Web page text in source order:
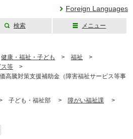
Foreign Languages
検索 メニュー
健康・福祉・子ども > 福祉 >
等 >
高騰対策支援補助金（障害福祉サービス等事
子ども・福祉部 > 障がい福祉課 >